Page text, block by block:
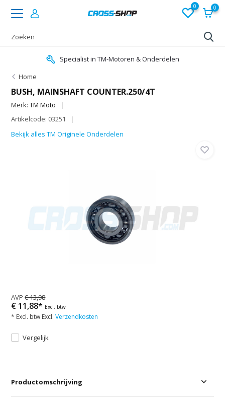
0 0
Specialist in TM-Motoren & Onderdelen
Home
BUSH, MAINSHAFT COUNTER.250/4T
Merk:TM Moto
Artikelcode: 03251
Bekijk alles TM Originele Onderdelen
AVP€ 13,98
€ 11,88* Excl. btw
* Excl. btw Excl.Verzendkosten
Vergelijk
Productomschrijving